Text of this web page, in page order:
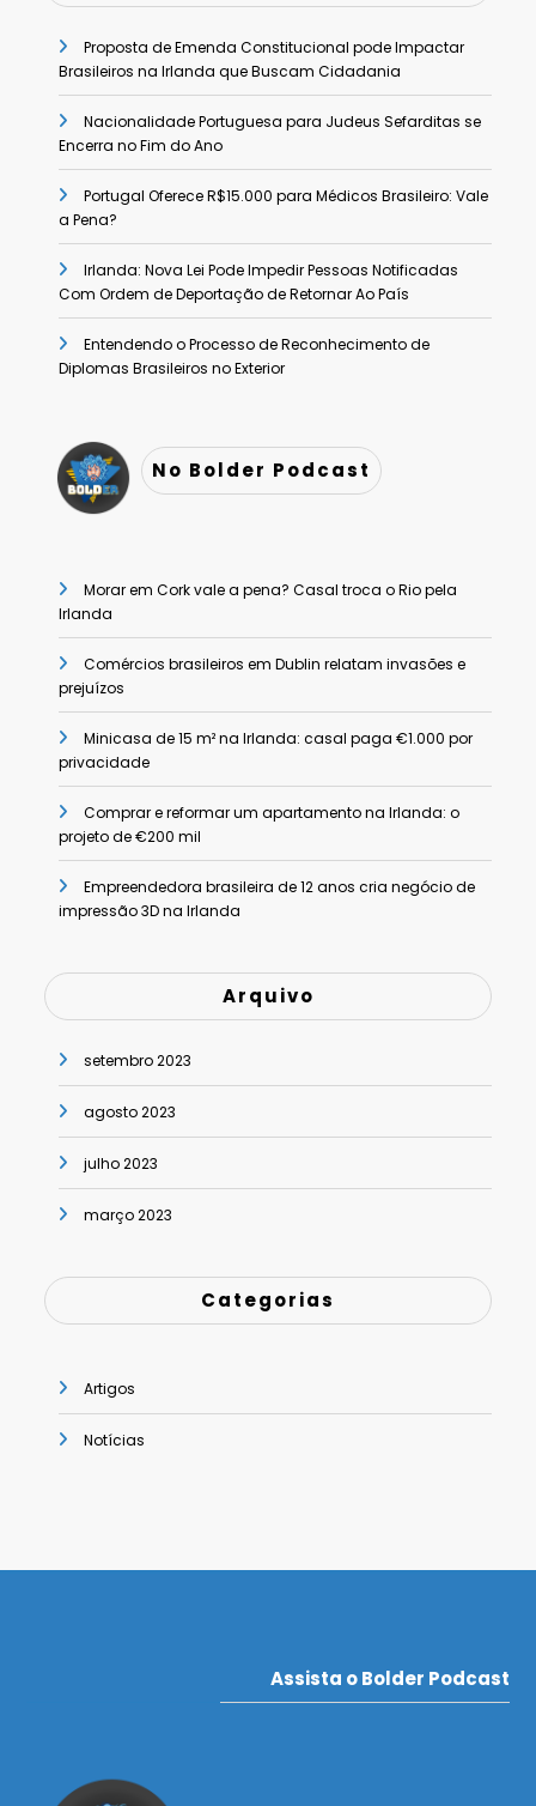
Proposta de Emenda Constitucional pode Impactar
Brasileiros na Irlanda que Buscam Cidadania
Nacionalidade Portuguesa para Judeus Sefarditas se
Encerra no Fim do Ano
Portugal Oferece R$15.000 para Médicos Brasileiro: Vale
a Pena?
Irlanda: Nova Lei Pode Impedir Pessoas Notificadas
Com Ordem de Deportação de Retornar Ao País
Entendendo o Processo de Reconhecimento de
Diplomas Brasileiros no Exterior
No Bolder Podcast
Morar em Cork vale a pena? Casal troca o Rio pela
Irlanda
Comércios brasileiros em Dublin relatam invasões e
prejuízos
Minicasa de 15 m² na Irlanda: casal paga €1.000 por
privacidade
Comprar e reformar um apartamento na Irlanda: o
projeto de €200 mil
Empreendedora brasileira de 12 anos cria negócio de
impressão 3D na Irlanda
Arquivo
setembro 2023
agosto 2023
julho 2023
março 2023
Categorias
Artigos
Notícias
Assista o Bolder Podcast